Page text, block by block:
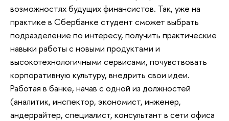
возможностях будущих финансистов. Так, уже на
практике в Сбербанке студент сможет выбрать
подразделение по интересу, получить практические
навыки работы с новыми продуктами и
высокотехнологичными сервисами, почувствовать
корпоративную культуру, внедрить свои идеи.
Работая в банке, начав с одной из должностей
(аналитик, инспектор, экономист, инженер,
андеррайтер, специалист, консультант в сети офиса